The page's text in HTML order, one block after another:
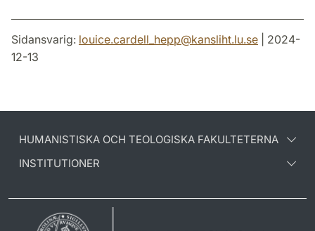
Sidansvarig: louice.cardell_hepp@kansliht.lu.se | 2024-
12-13
HUMANISTISKA OCH TEOLOGISKA FAKULTETERNA
INSTITUTIONER